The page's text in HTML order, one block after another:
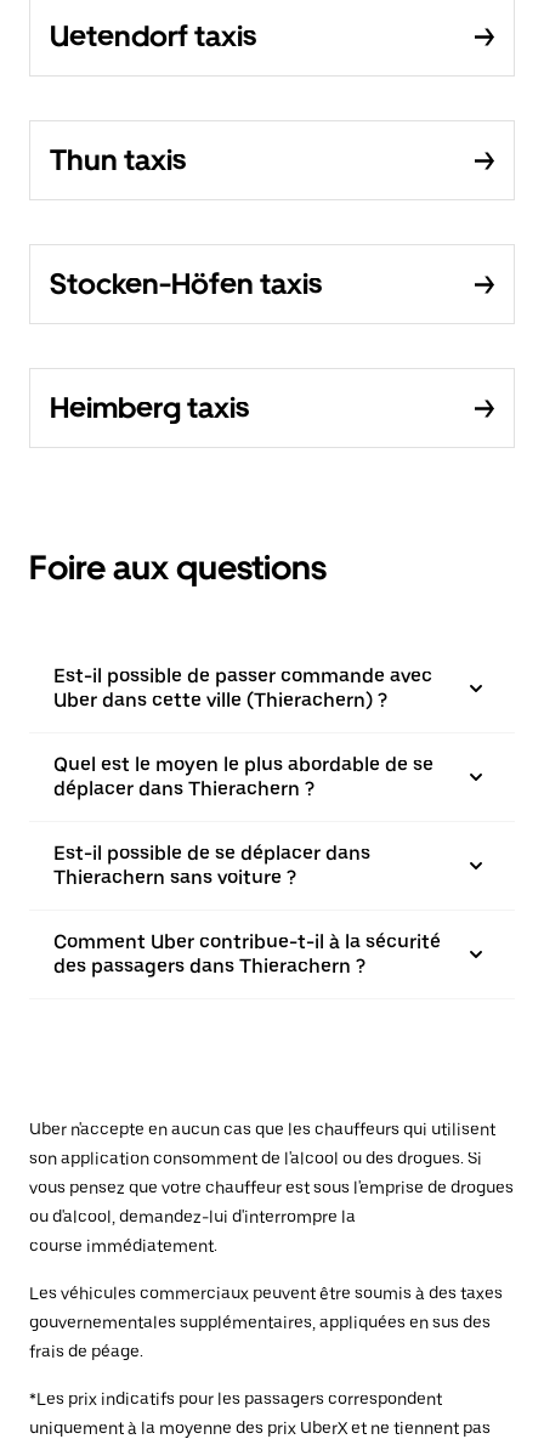
Uetendorf taxis
Thun taxis
Stocken-Höfen taxis
Heimberg taxis
Foire aux questions
Est-il possible de passer commande avec
Uber dans cette ville (Thierachern) ?
Quel est le moyen le plus abordable de se
déplacer dans Thierachern ?
Est-il possible de se déplacer dans
Thierachern sans voiture ?
Comment Uber contribue-t-il à la sécurité
des passagers dans Thierachern ?
Uber n'accepte en aucun cas que les chauffeurs qui utilisent
son application consomment de l'alcool ou des drogues. Si
vous pensez que votre chauffeur est sous l'emprise de drogues
ou d'alcool, demandez-lui d'interrompre la
course immédiatement.
Les véhicules commerciaux peuvent être soumis à des taxes
gouvernementales supplémentaires, appliquées en sus des
frais de péage.
*Les prix indicatifs pour les passagers correspondent
uniquement à la moyenne des prix UberX et ne tiennent pas